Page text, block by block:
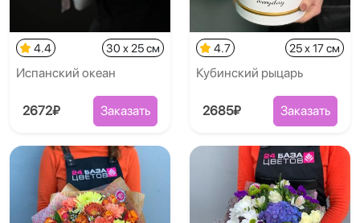
4.4 30 x 25 см
Испанский океан
2672₽ Заказать
4.7 25 x 17 см
Кубинский рыцарь
2685₽ Заказать